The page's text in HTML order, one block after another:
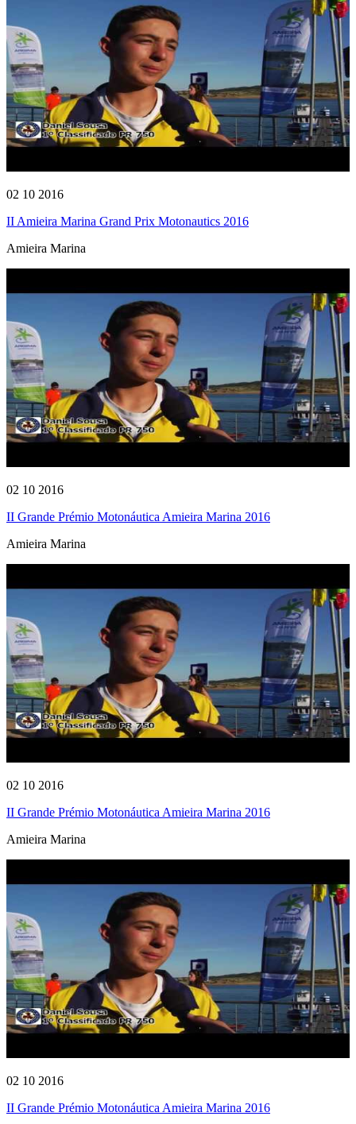
02 10 2016
II Amieira Marina Grand Prix Motonautics 2016
Amieira Marina
02 10 2016
II Grande Prémio Motonáutica Amieira Marina 2016
Amieira Marina
02 10 2016
II Grande Prémio Motonáutica Amieira Marina 2016
Amieira Marina
02 10 2016
II Grande Prémio Motonáutica Amieira Marina 2016